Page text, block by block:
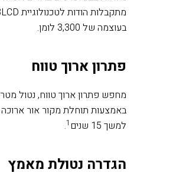
בעוצמה של 3,300 לומן.
פתרון ארוך טווח
מחפש פתרון ארוך טווח, נטול
באמצעות תוחלת מקור אור
למשך 15 שנים
1
.
הגדרה נטולת מאמץ